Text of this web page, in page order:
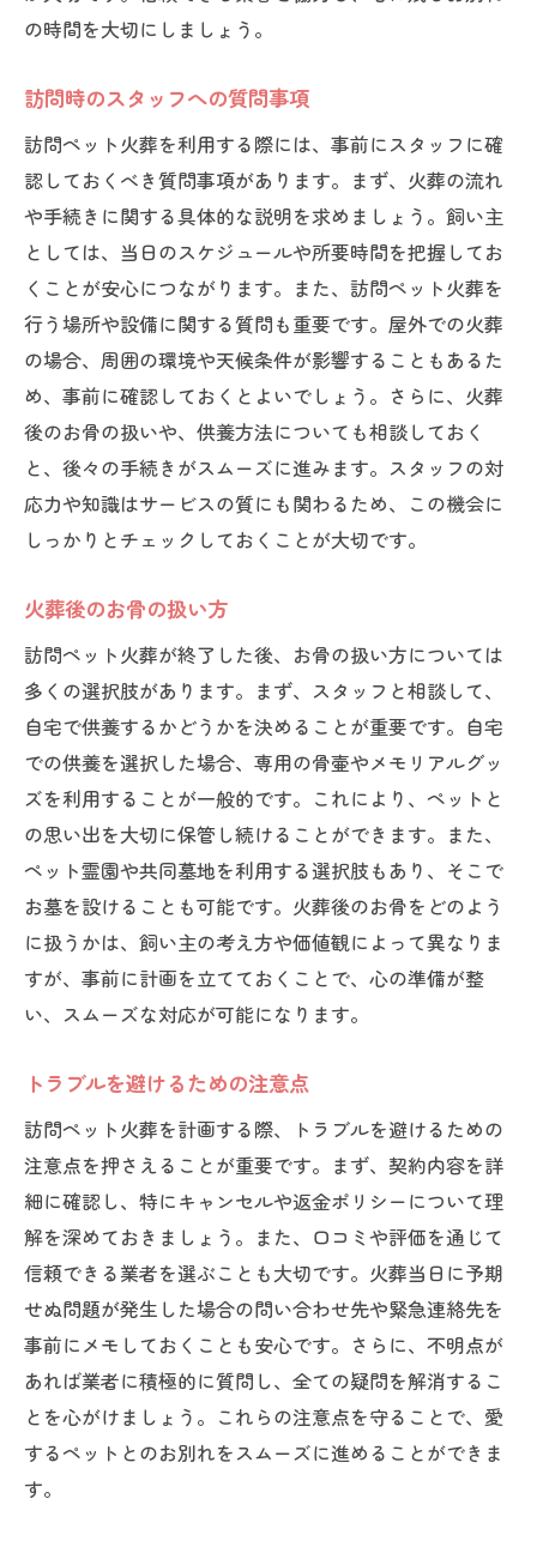
の時間を大切にしましょう。
訪問時のスタッフへの質問事項
訪問ペット火葬を利用する際には、事前にスタッフに確
認しておくべき質問事項があります。まず、火葬の流れ
や手続きに関する具体的な説明を求めましょう。飼い主
としては、当日のスケジュールや所要時間を把握してお
くことが安心につながります。また、訪問ペット火葬を
行う場所や設備に関する質問も重要です。屋外での火葬
の場合、周囲の環境や天候条件が影響することもあるた
め、事前に確認しておくとよいでしょう。さらに、火葬
後のお骨の扱いや、供養方法についても相談しておく
と、後々の手続きがスムーズに進みます。スタッフの対
応力や知識はサービスの質にも関わるため、この機会に
しっかりとチェックしておくことが大切です。
火葬後のお骨の扱い方
訪問ペット火葬が終了した後、お骨の扱い方については
多くの選択肢があります。まず、スタッフと相談して、
自宅で供養するかどうかを決めることが重要です。自宅
での供養を選択した場合、専用の骨壷やメモリアルグッ
ズを利用することが一般的です。これにより、ペットと
の思い出を大切に保管し続けることができます。また、
ペット霊園や共同墓地を利用する選択肢もあり、そこで
お墓を設けることも可能です。火葬後のお骨をどのよう
に扱うかは、飼い主の考え方や価値観によって異なりま
すが、事前に計画を立てておくことで、心の準備が整
い、スムーズな対応が可能になります。
トラブルを避けるための注意点
訪問ペット火葬を計画する際、トラブルを避けるための
注意点を押さえることが重要です。まず、契約内容を詳
細に確認し、特にキャンセルや返金ポリシーについて理
解を深めておきましょう。また、口コミや評価を通じて
信頼できる業者を選ぶことも大切です。火葬当日に予期
せぬ問題が発生した場合の問い合わせ先や緊急連絡先を
事前にメモしておくことも安心です。さらに、不明点が
あれば業者に積極的に質問し、全ての疑問を解消するこ
とを心がけましょう。これらの注意点を守ることで、愛
するペットとのお別れをスムーズに進めることができま
す。